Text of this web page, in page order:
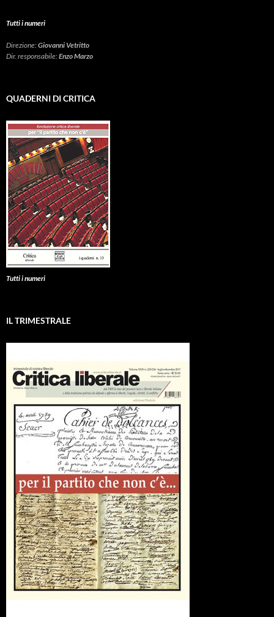
Tutti i numeri
Direzione:Giovanni Vetritto
Dir. responsabile:Enzo Marzo
QUADERNI DI CRITICA
Tutti i numeri
IL TRIMESTRALE